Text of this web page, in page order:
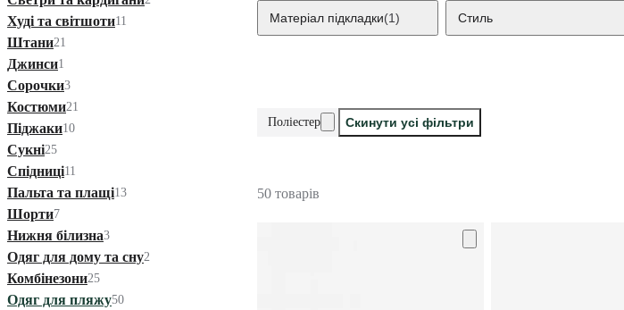
Худі та світшоти11
Штани21
Джинси1
Сорочки3
Костюми21
Піджаки10
Сукні25
Спідниці11
Пальта та плащі13
Шорти7
Нижня білизна3
Одяг для дому та сну2
Комбінезони25
Одяг для пляжу50
Матеріал підкладки(1) Стиль
Поліестер Скинути усі фільтри
50 товарів